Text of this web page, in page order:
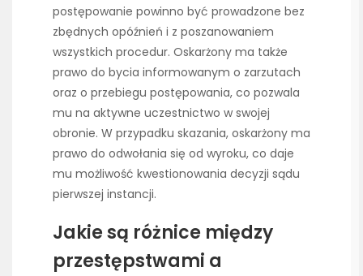
postępowanie powinno być prowadzone bez
zbędnych opóźnień i z poszanowaniem
wszystkich procedur. Oskarżony ma także
prawo do bycia informowanym o zarzutach
oraz o przebiegu postępowania, co pozwala
mu na aktywne uczestnictwo w swojej
obronie. W przypadku skazania, oskarżony ma
prawo do odwołania się od wyroku, co daje
mu możliwość kwestionowania decyzji sądu
pierwszej instancji.
Jakie są różnice między
przestępstwami a